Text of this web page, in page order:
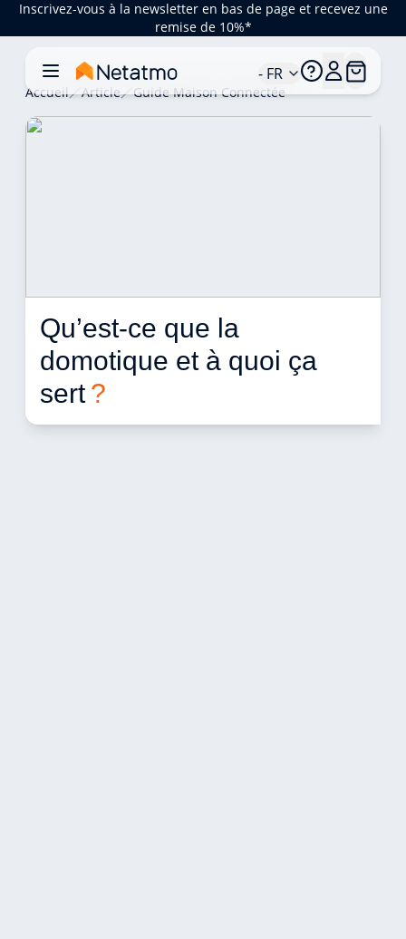
Inscrivez-vous à la newsletter en bas de page et recevez une
remise de 10%*
- FR
Accueil Article Guide Maison Connectée
Qu’est-ce que la
domotique et à quoi ça
sert ?